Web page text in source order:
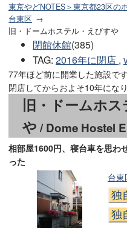
東京やどNOTES＞東京都23区の
台東区
旧・ドームホステル・えびすや
閉館休館(385)
TAG: 2016年に閉店 ,
77年ほど前に開業した施設です
閉店してからおよそ10年になり
旧・ドームホ
や / Dome Hostel
相部屋1600円、寝台車を思わ
った
台
独
独